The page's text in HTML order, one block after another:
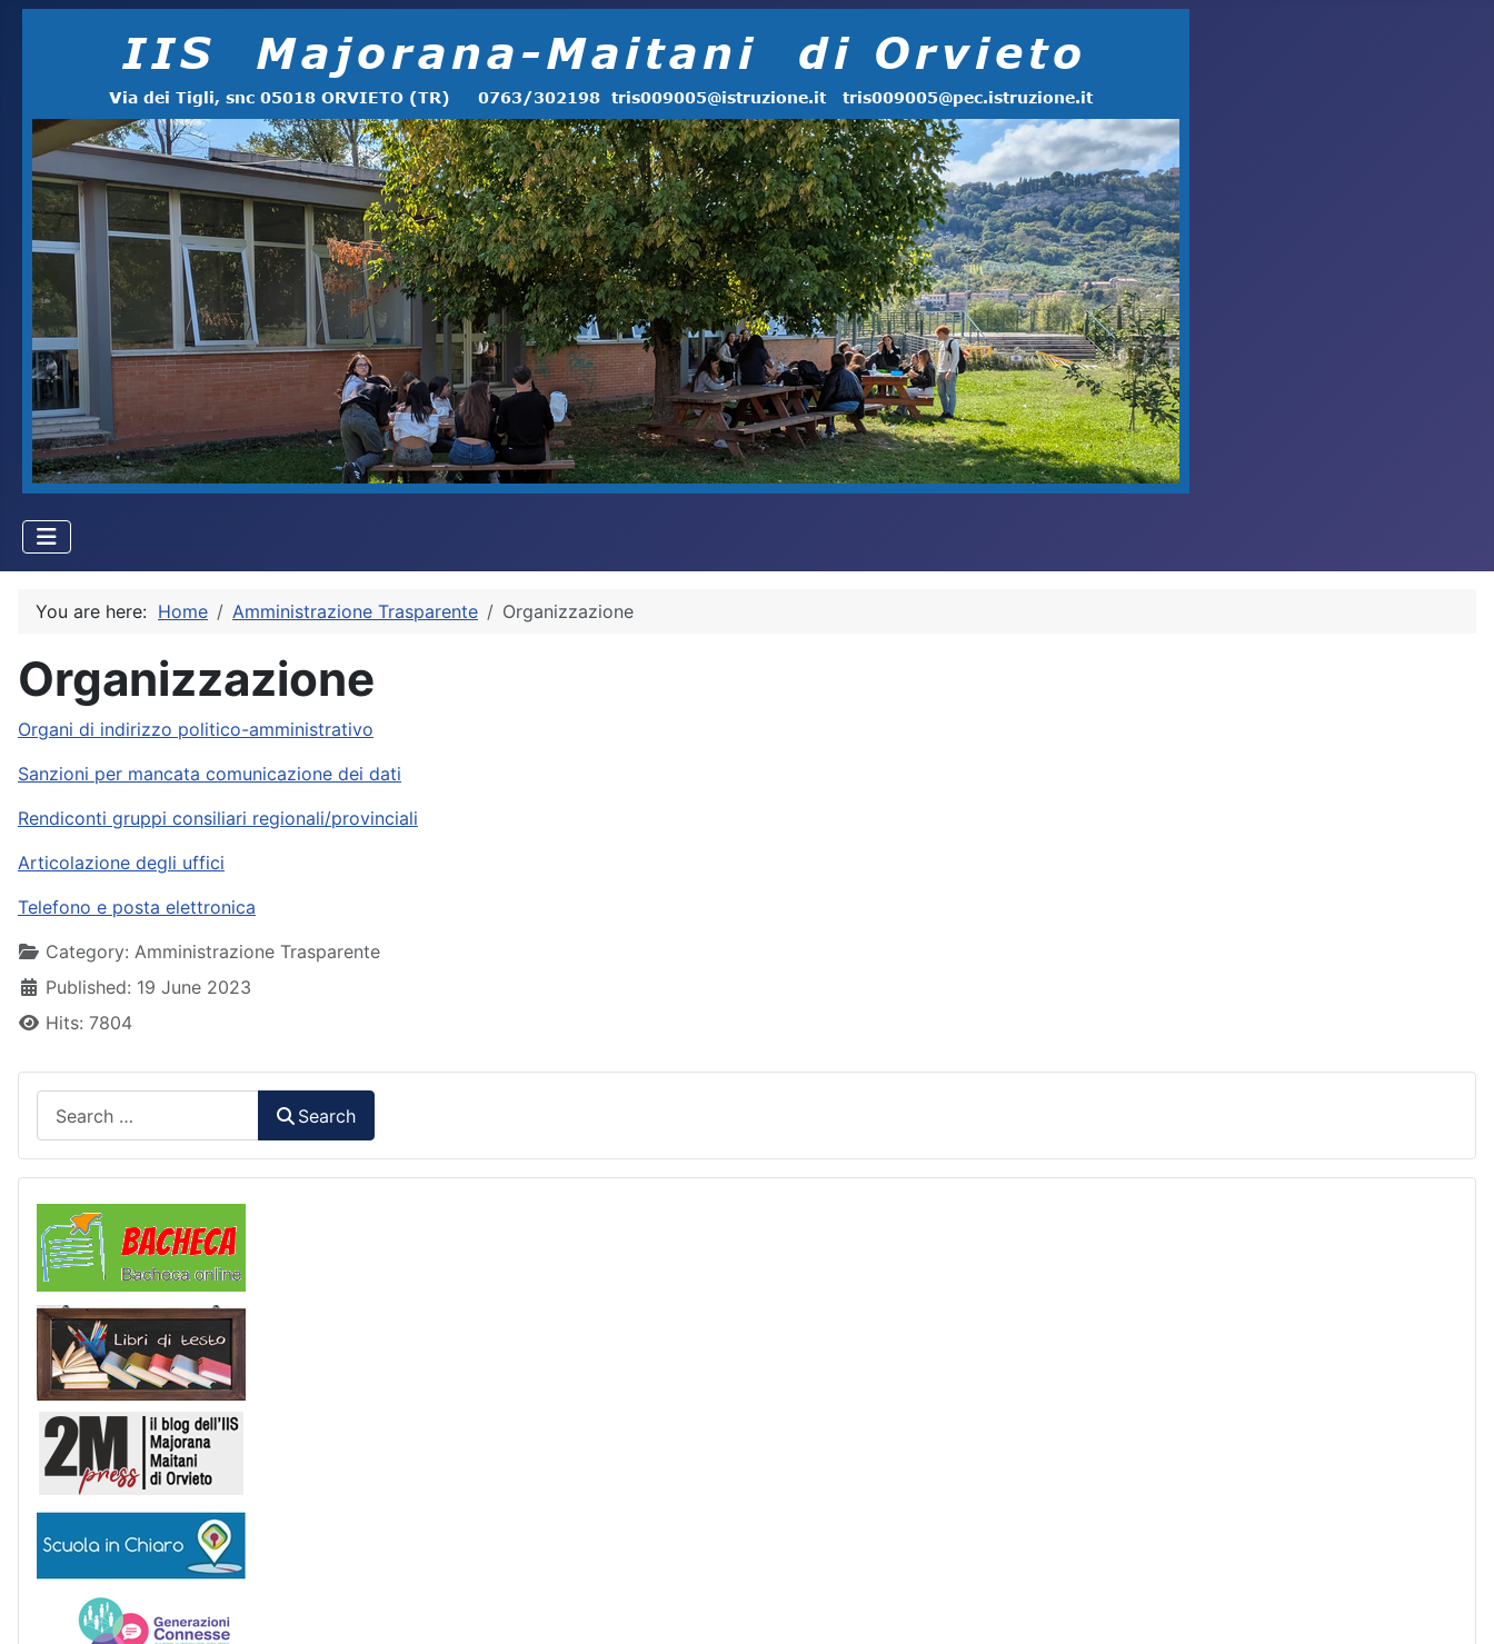
You are here: Home Amministrazione Trasparente Organizzazione
Organizzazione
Organi di indirizzo politico-amministrativo
Sanzioni per mancata comunicazione dei dati
Rendiconti gruppi consiliari regionali/provinciali
Articolazione degli uffici
Telefono e posta elettronica
DetailsCategory: Amministrazione Trasparente
Published: 19 June 2023
Hits: 7804
Search
Libri di Testo
Scuola in chiaro